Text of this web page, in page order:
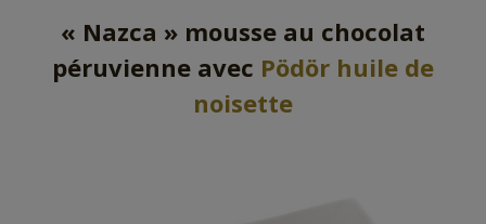
« Nazca » mousse au chocolat
péruvienne avec Pödör huile de
noisette